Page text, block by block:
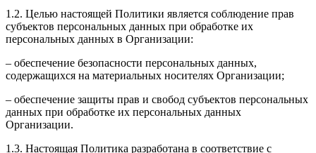
1.2. Целью настоящей Политики является соблюдение прав
субъектов персональных данных при обработке их
персональных данных в Организации:
– обеспечение безопасности персональных данных,
содержащихся на материальных носителях Организации;
– обеспечение защиты прав и свобод субъектов персональных
данных при обработке их персональных данных
Организации.
1.3. Настоящая Политика разработана в соответствие с